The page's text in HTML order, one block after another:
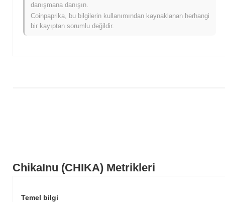
ChikaInu (CHIKA) Metrikleri
Temel bilgi
0.28%kazanç kaydeden daha düşük performans gösterdi. Bu,
daha geniş piyasa momentumuna göre CHIKA'ün fiyat
hareketinde geçici bir gecikme gösterdiğini belirtir.
danışmana danışın.
Coinpaprika, bu bilgilerin kullanımından kaynaklanan herhangi
bir kayıptan sorumlu değildir.